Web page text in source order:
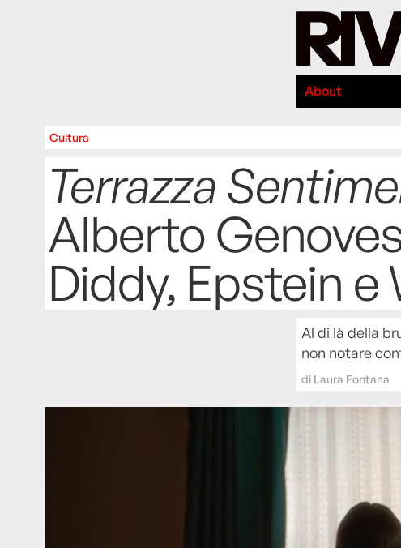
About
Cultura
Terrazza
Alberto
Diddy, Epstein e
Al di là della
non notare
di Laura Fontana